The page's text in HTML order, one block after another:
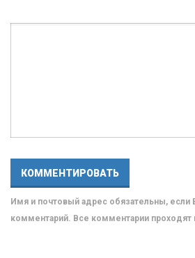
Имя и почтовый адрес обязательны, если
комментарий. Все комментарии